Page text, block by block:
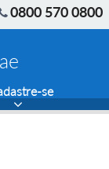
0800 570 0800
se